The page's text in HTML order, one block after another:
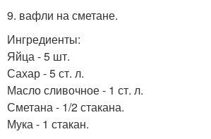
9. вафли на сметане.
Ингредиенты:
Яйца - 5 шт.
Сахар - 5 ст. л.
Масло сливочное - 1 ст. л.
Сметана - 1/2 стакана.
Мука - 1 стакан.